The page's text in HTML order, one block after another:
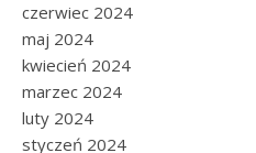
czerwiec 2024
maj 2024
kwiecień 2024
marzec 2024
luty 2024
styczeń 2024